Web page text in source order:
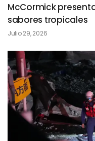
McCormick
sabores tropicales
Julio 29, 2026